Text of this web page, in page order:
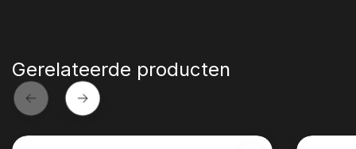
Gerelateerde producten